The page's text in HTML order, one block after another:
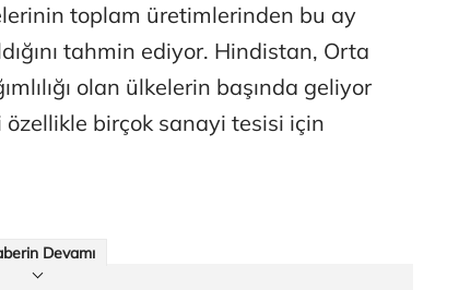
toplam üretimlerinden bu ay
tahmin ediyor. Hindistan, Orta
olan ülkelerin başında geliyor
birçok sanayi tesisi için
Devamı
Abbas Güçlü